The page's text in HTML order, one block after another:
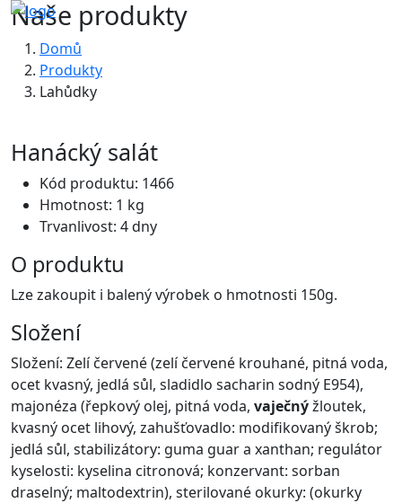
Naše produkty
Domů
Produkty
Lahůdky
Hanácký salát
Kód produktu: 1466
Hmotnost: 1 kg
Trvanlivost: 4 dny
O produktu
Lze zakoupit i balený výrobek o hmotnosti 150g.
Složení
Složení: Zelí červené (zelí červené krouhané, pitná voda,
ocet kvasný, jedlá sůl, sladidlo sacharin sodný E954),
majonéza (řepkový olej, pitná voda, vaječnýžloutek,
kvasný ocet lihový, zahušťovadlo: modifikovaný škrob;
jedlá sůl, stabilizátory: guma guar a xanthan; regulátor
kyselosti: kyselina citronová; konzervant: sorban
draselný; maltodextrin), sterilované okurky: (okurky